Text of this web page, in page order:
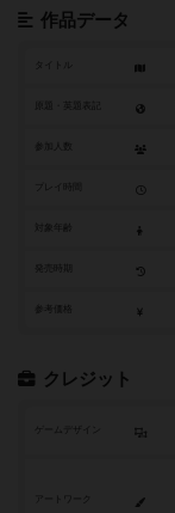
作品データ
タイトル
参加人数
参考価格
クレジット
ゲームデザイン
アートワーク